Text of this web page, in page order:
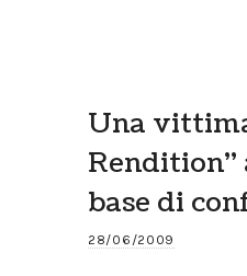
Una
Rendition”
base di
28/06/2009